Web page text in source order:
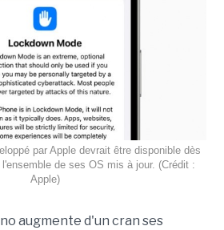
par Apple devrait être disponible dès
l'ensemble de ses OS mis à jour. (Crédit :
Apple)
augmente d'un cran ses